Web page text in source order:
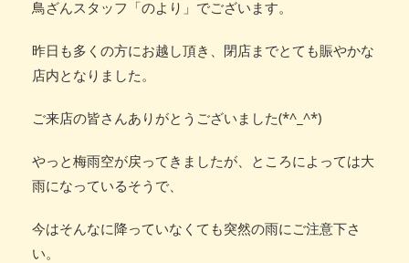
鳥ざんスタッフ「のより」でございます。
昨日も多くの方にお越し頂き、閉店までとても賑やかな
店内となりました。
ご来店の皆さんありがとうございました(*^_^*)
やっと梅雨空が戻ってきましたが、ところによっては大
雨になっているそうで、
今はそんなに降っていなくても突然の雨にご注意下さ
い。